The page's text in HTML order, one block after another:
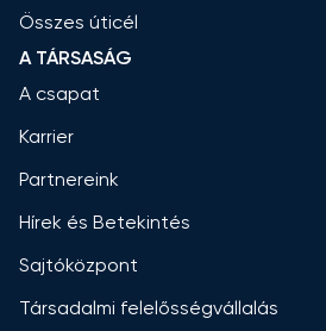
Összes úticél
A TÁRSASÁG
A csapat
Karrier
Partnereink
Hírek és Betekintés
Sajtóközpont
Társadalmi felelősségvállalás